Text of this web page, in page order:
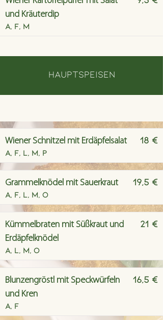
und Kräuterdip
A, F, M
Hauptspeisen
Wiener Schnitzel mit Erdäpfelsalat
A, F, L, M, P
18 €
Grammelknödel mit Sauerkraut
A, F, L, M, O
19,5 €
Kümmelbraten mit Süßkraut und
Erdäpfelknödel
A, L, M, O
21 €
Blunzengröstl mit Speckwürfeln
und Kren
A, F
16,5 €